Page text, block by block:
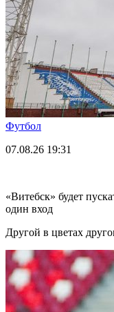
Футбол
07.08.26 19:31
«Витебск» будет
один вход
Другой в цветах